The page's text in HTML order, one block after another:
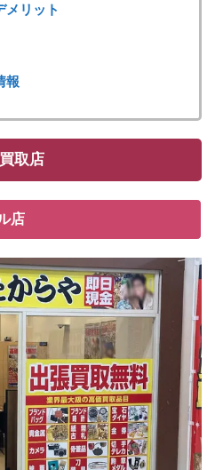
メリット
報
取店
店